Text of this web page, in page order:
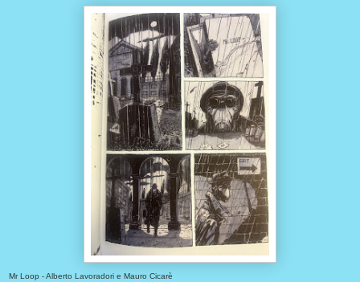
Mr Loop - Alberto Lavoradori e Mauro Cicarè